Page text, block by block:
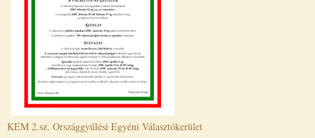
KEM 2.sz. Országgyűlési Egyéni Választókerület